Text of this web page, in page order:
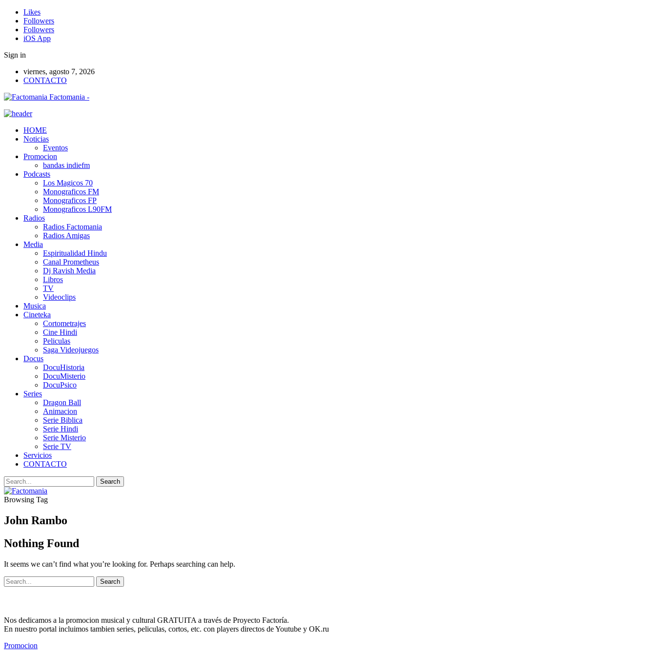
Likes
Followers
Followers
iOS App
Sign in
viernes, agosto 7, 2026
CONTACTO
Factomania -
HOME
Noticias
Eventos
Promocion
bandas indiefm
Podcasts
Los Magicos 70
Monograficos FM
Monograficos FP
Monograficos L90FM
Radios
Radios Factomania
Radios Amigas
Media
Espiritualidad Hindu
Canal Prometheus
Dj Ravish Media
Libros
TV
Videoclips
Musica
Cineteka
Cortometrajes
Cine Hindi
Peliculas
Saga Videojuegos
Docus
DocuHistoria
DocuMisterio
DocuPsico
Series
Dragon Ball
Animacion
Serie Biblica
Serie Hindi
Serie Misterio
Serie TV
Servicios
CONTACTO
Browsing Tag
John Rambo
Nothing Found
It seems we can’t find what you’re looking for. Perhaps searching can help.
Nos dedicamos a la promocion musical y cultural GRATUITA a través de Proyecto Factoría.
En nuestro portal incluimos tambien series, peliculas, cortos, etc. con players directos de Youtube y OK.ru
Promocion